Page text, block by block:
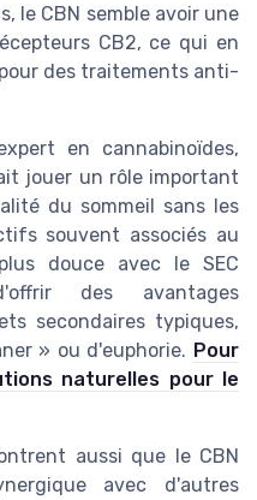
le CBN semble avoir une
CB2, ce qui en
des traitements anti-
en cannabinoïdes,
jouer un rôle important
du sommeil sans les
souvent associés au
douce avec le SEC
des avantages
secondaires typiques,
» ou d'euphorie. Pour
naturelles pour le
aussi que le CBN
avec d'autres